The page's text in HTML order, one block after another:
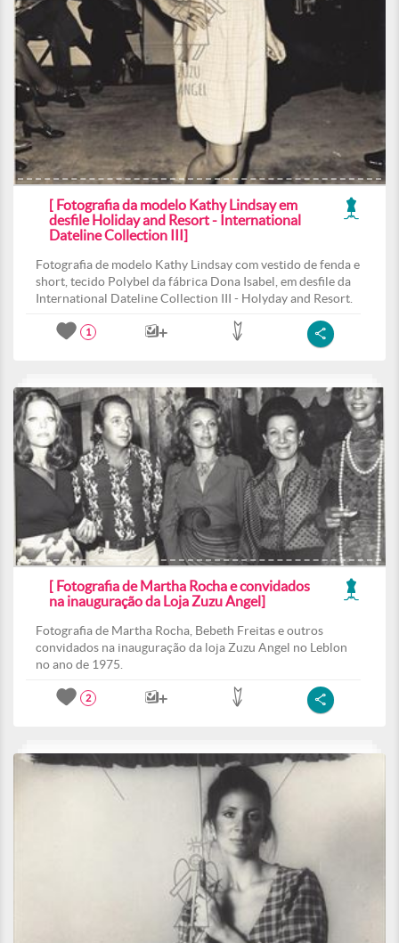
[ Fotografia da modelo Kathy Lindsay em
desfile Holiday and Resort - International
Dateline Collection III]
Fotografia de modelo Kathy Lindsay com vestido de fenda e
short, tecido Polybel da fábrica Dona Isabel, em desfile da
International Dateline Collection III - Holyday and Resort.
1
[ Fotografia de Martha Rocha e convidados
na inauguração da Loja Zuzu Angel]
Fotografia de Martha Rocha, Bebeth Freitas e outros
convidados na inauguração da loja Zuzu Angel no Leblon
no ano de 1975.
2